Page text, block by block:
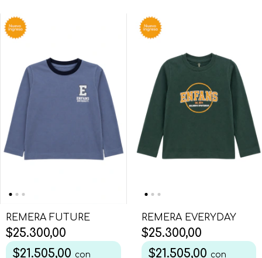
REMERA FUTURE
$25.300,00
$21.505,00 con
REMERA EVERYDAY
$25.300,00
$21.505,00 con